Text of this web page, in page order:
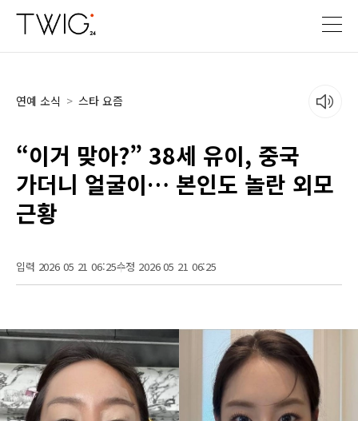
연예 소식 > 스타 요즘
“이거 맞아?” 38세 유이, 중국
가더니 얼굴이… 본인도 놀란 외모
근황
입력 2026 05 21 06:25수정 2026 05 21 06:25